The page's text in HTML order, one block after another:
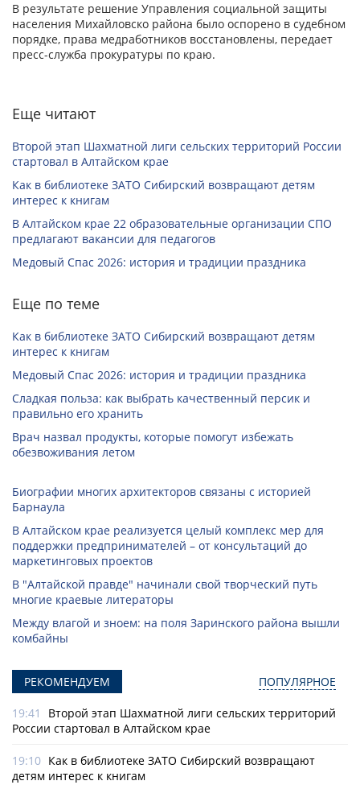
В результате решение Управления социальной защиты
населения Михайловско района было оспорено в судебном
порядке, права медработников восстановлены, передает
пресс-служба прокуратуры по краю.
Еще читают
Второй этап Шахматной лиги сельских территорий России
стартовал в Алтайском крае
Как в библиотеке ЗАТО Сибирский возвращают детям
интерес к книгам
В Алтайском крае 22 образовательные организации СПО
предлагают вакансии для педагогов
Медовый Спас 2026: история и традиции праздника
Еще по теме
Как в библиотеке ЗАТО Сибирский возвращают детям
интерес к книгам
Медовый Спас 2026: история и традиции праздника
Сладкая польза: как выбрать качественный персик и
правильно его хранить
Врач назвал продукты, которые помогут избежать
обезвоживания летом
Биографии многих архитекторов связаны с историей
Барнаула
В Алтайском крае реализуется целый комплекс мер для
поддержки предпринимателей – от консультаций до
маркетинговых проектов
В "Алтайской правде" начинали свой творческий путь
многие краевые литераторы
Между влагой и зноем: на поля Заринского района вышли
комбайны
РЕКОМЕНДУЕМ ПОПУЛЯРНОЕ
19:41
Второй этап Шахматной лиги сельских территорий
России стартовал в Алтайском крае
19:10 Как в библиотеке ЗАТО Сибирский возвращают
детям интерес к книгам